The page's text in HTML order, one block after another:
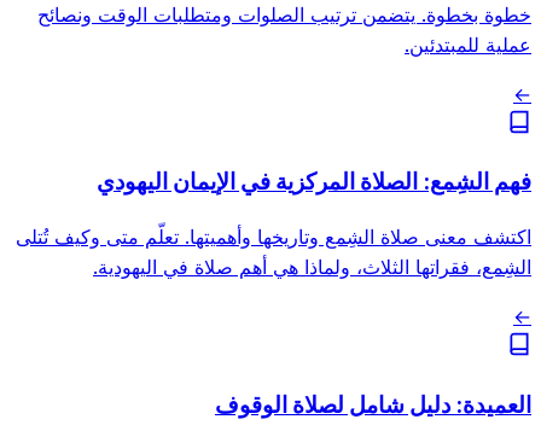
خطوة بخطوة. يتضمن ترتيب الصلوات ومتطلبات الوقت ونصائح
عملية للمبتدئين.
←
فهم الشِمع: الصلاة المركزية في الإيمان اليهودي
اكتشف معنى صلاة الشِمع وتاريخها وأهميتها. تعلّم متى وكيف تُتلى
الشِمع، فقراتها الثلاث، ولماذا هي أهم صلاة في اليهودية.
←
العميدة: دليل شامل لصلاة الوقوف